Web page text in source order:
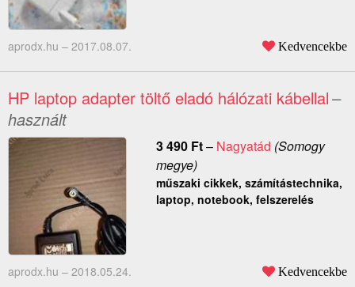
aprodx.hu – 2017.08.07. Kedvencekbe
HP laptop adapter töltő eladó hálózati kábellal–
használt
3 490 Ft– Nagyatád (Somogy
megye)
műszaki cikkek, számítástechnika,
laptop, notebook, felszerelés
aprodx.hu – 2018.05.24. Kedvencekbe